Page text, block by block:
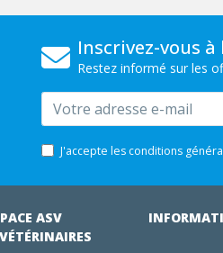
Inscrivez-vous
Restez informé sur les
Email
J'accepte les conditions
ASV